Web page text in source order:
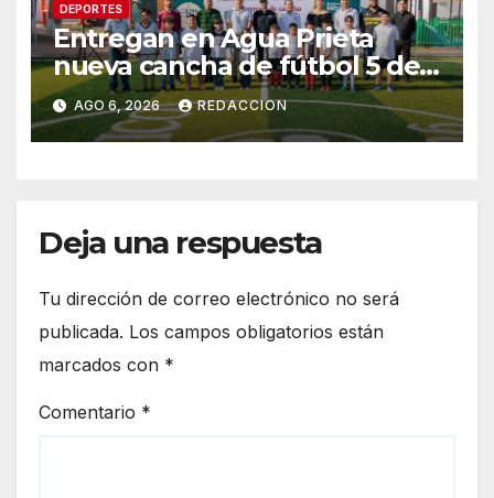
DEPORTES
Entregan en Agua Prieta
nueva cancha de fútbol 5 del
programa “Mundial Social
México 2026”
AGO 6, 2026 REDACCION
Deja una respuesta
Tu dirección de correo electrónico no será
publicada. Los campos obligatorios están
marcados con *
Comentario *